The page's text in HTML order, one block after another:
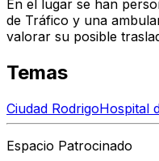
En el lugar se han
de Tráfico y una
valorar su posible
Temas
Ciudad RodrigoHospital
Espacio Patrocinado